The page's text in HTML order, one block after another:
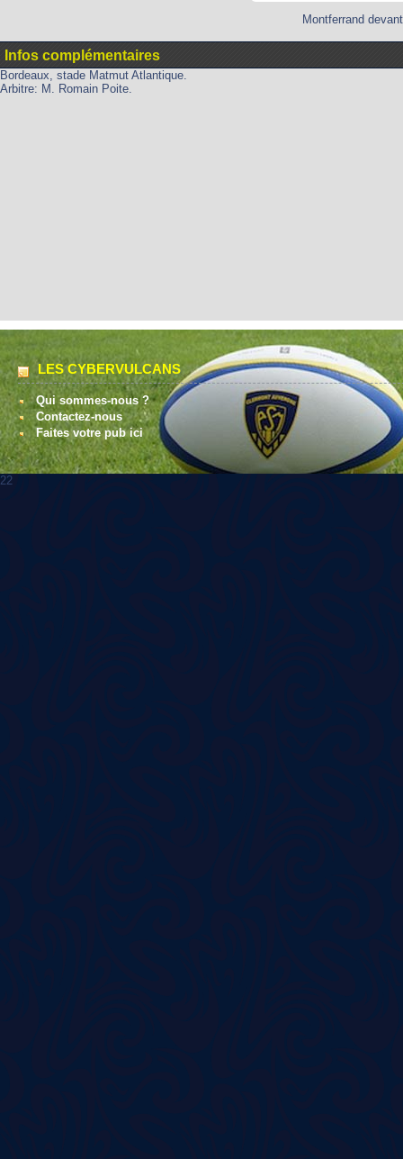
Montferrand
Infos complémentaires
Bordeaux, stade Matmut Atlantique.
Arbitre: M. Romain Poite.
LES CYBERVULCANS
Qui sommes-nous ?
Contactez-nous
Faites votre pub ici
22